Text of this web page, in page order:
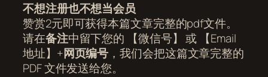
不想注册也不想当会员
赞赏2元即可获得本篇文章完整的pdf文件。
请在备注中留下您的 【微信号】 或 【Email
地址】+网页编号 ，我们会把这篇文章完整的
PDF 文件发送给您。